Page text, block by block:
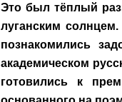
Это был тёплый
луганским
познакомились
академическом
готовились к